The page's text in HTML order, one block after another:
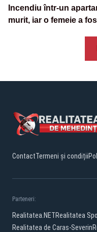
Incendiu într-un
murit, iar o femeie a
ContactTermeni și condiții
Parteneri:
Realitatea.NETRealitatea
Realitatea de Caras-Severin